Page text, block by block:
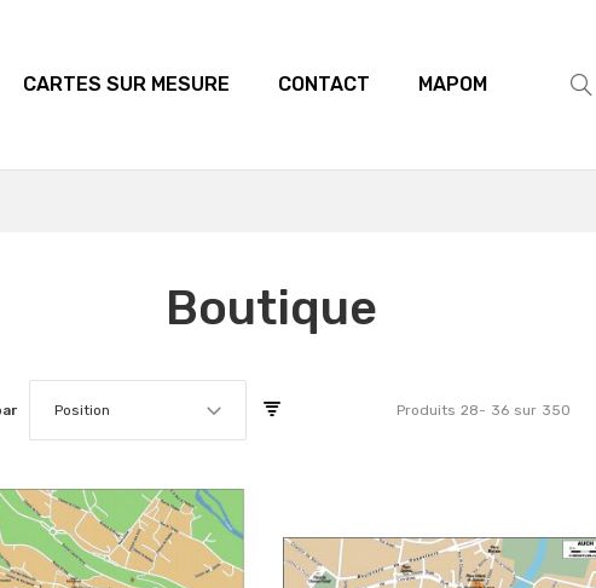
CARTES SUR MESURE CONTACT MAPOM
Boutique
Position Produits 28- 36 sur 350